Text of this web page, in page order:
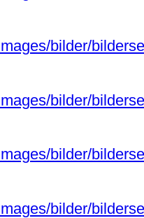
bilder/
bilder/
bilder/
bilder/